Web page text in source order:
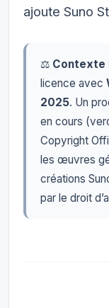
ajoute Suno
⚖️ Contexte
licence avec
2025. Un
en cours
Copyright
les œuvres
créations
par le droit